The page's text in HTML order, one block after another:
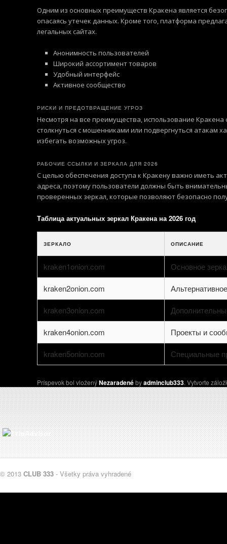
Одним из основных преимуществ Кракена является
опасаясь утечек данных. Кроме того, платформа
легальных сайтах.
Анонимность пользователей
Широкий ассортимент товаров
Удобный интерфейс
Активное сообщество
РИСКИ И ПРЕДОТВРАЩЕНИЕ УГРОЗ
Несмотря на все преимущества, использование
столкнуться с мошенниками или подвергнуться атакам
избегать возможных угроз.
РАБОЧИЕ ССЫЛКИ И ЗЕРКАЛА ДЛЯ 2026
С целью обеспечения доступа к Кракену важно иметь
адреса, поэтому пользователи должны быть
проверенных зеркал, которые позволяют безопасно
Таблица актуальных зеркал Кракена на 2026 год
ЗЕРКАЛО ОПИСАНИЕ
kraken1onion.com Основное
kraken2onion.com
kraken3onion.com
kraken4onion.com Проекты и
kraken5onion.com Специальные
Príspevok bol vloženýNezaradenébyadminclub333. Vytvorte
© 2013 CLUB 333 - Všetky práva vyhradené